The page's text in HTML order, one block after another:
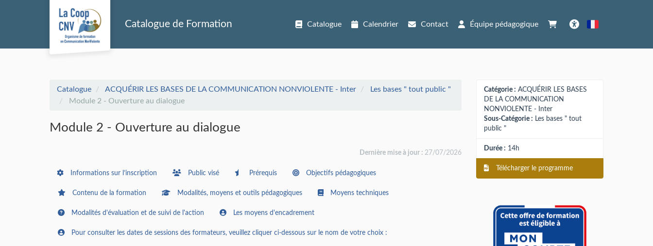
Aller au menu principal
Aller au contenu principal
Personnaliser l'interface
Catalogue de Formation Catalogue Calendrier Contact
Équipe pédagogique
Français
Catalogue ACQUÉRIR LES BASES DE LA COMMUNICATION NONVIOLENTE - Inter
Les bases " tout public "
Module 2 - Ouverture au dialogue
Module 2 - Ouverture au dialogue
Dernière mise à jour : 27/07/2026
Informations sur l’inscription Public visé Prérequis Objectifs pédagogiques
Contenu de la formation Modalités, moyens et outils pédagogiques Moyens techniques
Modalités d'évaluation et de suivi de l'action Les moyens d'encadrement
Pour consulter les dates de sessions des formateurs, veuillez cliquer ci-dessous sur le nom de votre choix :
Catégorie : ACQUÉRIR LES BASES
DE LA COMMUNICATION
NONVIOLENTE - Inter
Sous-Catégorie : Les bases " tout
public "
Durée : 14h
Télécharger le programme